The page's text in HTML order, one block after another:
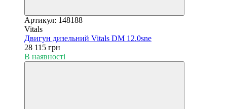
Артикул: 148188
Vitals
Двигун дизельний Vitals DM 12.0sne
28 115 грн
В наявності